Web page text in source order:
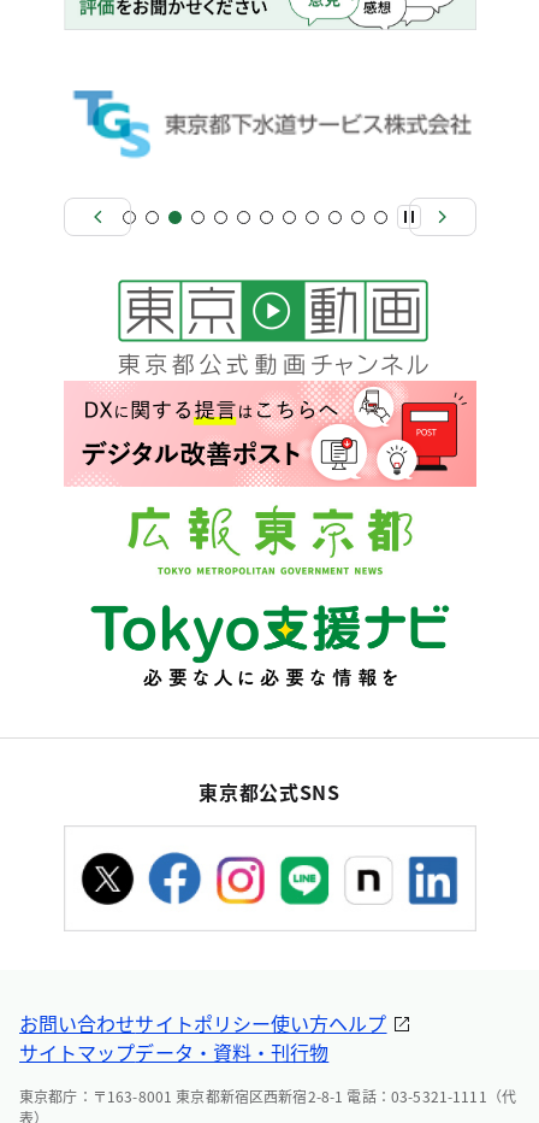
東京都公式SNS
お問い合わせサイトポリシー使い方ヘルプ
サイトマップデータ・資料・刊行物
東京都庁：〒163-8001 東京都新宿区西新宿2-8-1 電話：03-5321-1111（代
表）